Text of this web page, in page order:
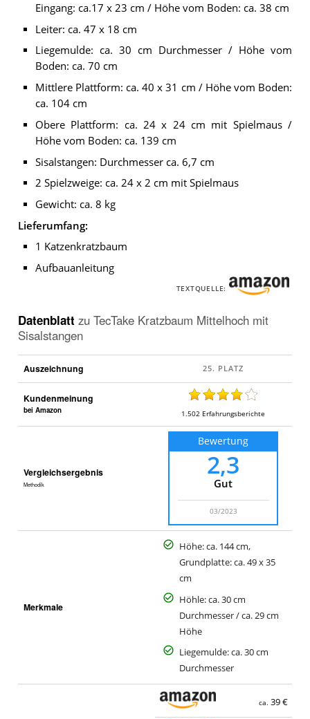
Eingang: ca.17 x 23 cm / Höhe vom Boden: ca. 38 cm
Leiter: ca. 47 x 18 cm
Liegemulde: ca. 30 cm Durchmesser / Höhe vom
Boden: ca. 70 cm
Mittlere Plattform: ca. 40 x 31 cm / Höhe vom Boden:
ca. 104 cm
Obere Plattform: ca. 24 x 24 cm mit Spielmaus /
Höhe vom Boden: ca. 139 cm
Sisalstangen: Durchmesser ca. 6,7 cm
2 Spielzweige: ca. 24 x 2 cm mit Spielmaus
Gewicht: ca. 8 kg
Lieferumfang:
1 Katzenkratzbaum
Aufbauanleitung
TEXTQUELLE:
Datenblatt zu TecTake Kratzbaum Mittelhoch mit
Sisalstangen
Auszeichnung
Kundenmeinung
bei Amazon 1.502 Erfahrungsberichte
Vergleichsergebnis
Methodik
Bewertung
2,3
Gut
03/2023
Merkmale
Höhe: ca. 144 cm,
Grundplatte: ca. 49 x 35
cm
Höhle: ca. 30 cm
Durchmesser / ca. 29 cm
Höhe
Liegemulde: ca. 30 cm
Durchmesser
ca. 39 €